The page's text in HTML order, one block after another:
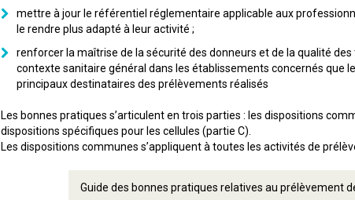
mettre à jour le référentiel réglementaire applicable aux
le rendre plus adapté à leur activité ;
renforcer la maîtrise de la sécurité des donneurs et de la qualité
contexte sanitaire général dans les établissements concernés que
principaux destinataires des prélèvements réalisés
Les bonnes pratiques s’articulent en trois parties : les dispositions
dispositions spécifiques pour les cellules (partie C).
Les dispositions communes s’appliquent à toutes les activités de
Guide des bonnes pratiques relatives au prélèvement